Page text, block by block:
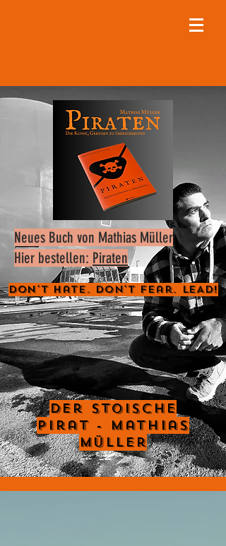
Neues Buch von Mathias Müller
Hier bestellen: Piraten
Don't Hate. Don't Fear. LEAD!
Der Stoische
Pirat - Mathias
Müller